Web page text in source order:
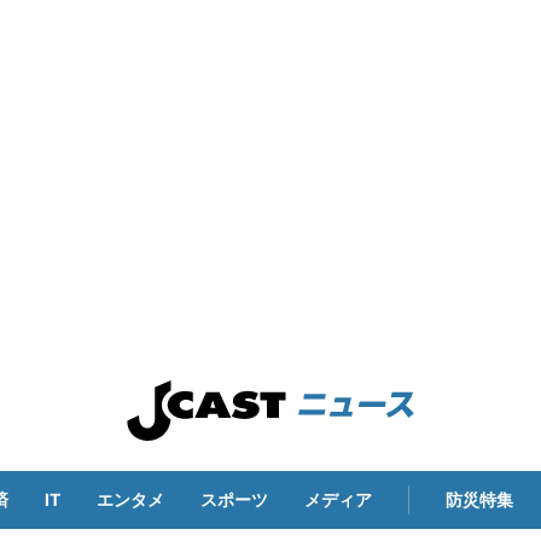
IT エンタメ スポーツ メディア 防災特集